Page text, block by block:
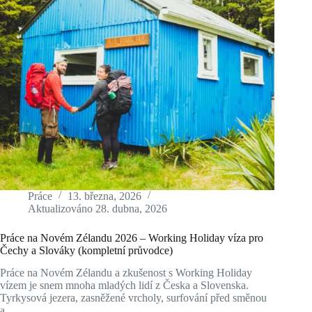
Práce
13. března, 2026
Aktualizováno 28. dubna, 2026
Práce na Novém Zélandu 2026 – Working Holiday víza pro
Čechy a Slováky (kompletní průvodce)
Práce na Novém Zélandu a zkušenost s Working Holiday
vízem je snem mnoha mladých lidí z Česka a Slovenska.
Tyrkysová jezera, zasněžené vrcholy, surfování před směnou